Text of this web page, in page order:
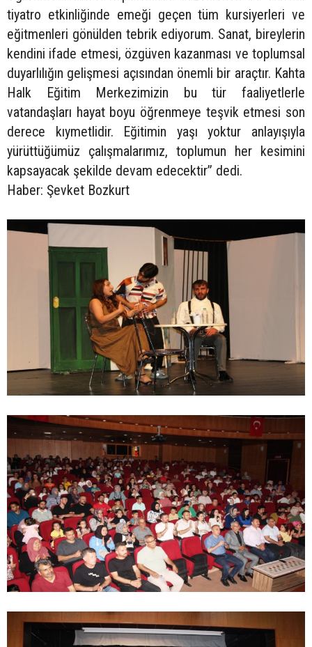
tiyatro etkinliğinde emeği geçen tüm kursiyerleri ve
eğitmenleri gönülden tebrik ediyorum. Sanat, bireylerin
kendini ifade etmesi, özgüven kazanması ve toplumsal
duyarlılığın gelişmesi açısından önemli bir araçtır. Kahta
Halk Eğitim Merkezimizin bu tür faaliyetlerle
vatandaşları hayat boyu öğrenmeye teşvik etmesi son
derece kıymetlidir. Eğitimin yaşı yoktur anlayışıyla
yürüttüğümüz çalışmalarımız, toplumun her kesimini
kapsayacak şekilde devam edecektir” dedi.
Haber: Şevket Bozkurt